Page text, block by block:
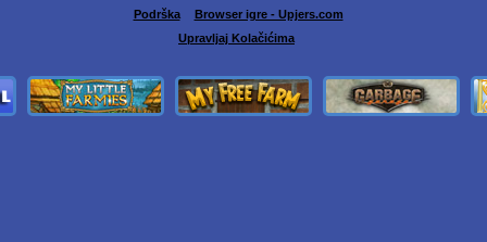
Podrška
Browser igre - Upjers.com
Upravljaj Kolačićima